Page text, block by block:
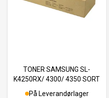
TONER SAMSUNG SL-
K4250RX/ 4300/ 4350 SORT
På Leverandørlager